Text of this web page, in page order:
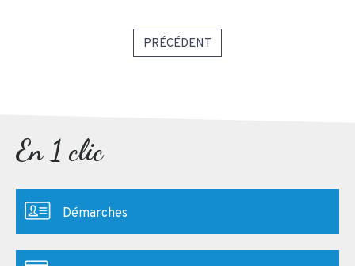
PRÉCÉDENT
En 1 clic
Démarches